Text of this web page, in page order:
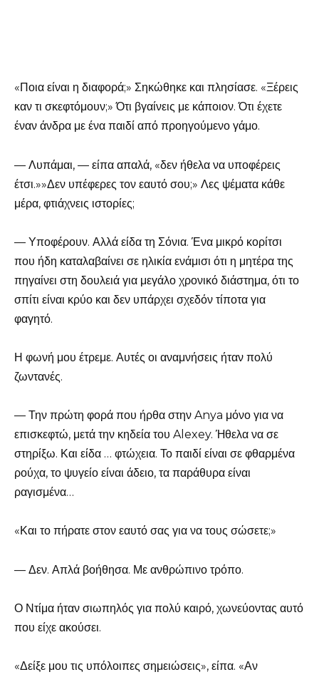
«Ποια είναι η διαφορά;» Σηκώθηκε και πλησίασε. «Ξέρεις
καν τι σκεφτόμουν;» Ότι βγαίνεις με κάποιον. Ότι έχετε
έναν άνδρα με ένα παιδί από προηγούμενο γάμο.
— Λυπάμαι, — είπα απαλά, «δεν ήθελα να υποφέρεις
έτσι.»»Δεν υπέφερες τον εαυτό σου;» Λες ψέματα κάθε
μέρα, φτιάχνεις ιστορίες;
— Υποφέρουν. Αλλά είδα τη Σόνια. Ένα μικρό κορίτσι
που ήδη καταλαβαίνει σε ηλικία ενάμισι ότι η μητέρα της
πηγαίνει στη δουλειά για μεγάλο χρονικό διάστημα, ότι το
σπίτι είναι κρύο και δεν υπάρχει σχεδόν τίποτα για
φαγητό.
Η φωνή μου έτρεμε. Αυτές οι αναμνήσεις ήταν πολύ
ζωντανές.
— Την πρώτη φορά που ήρθα στην Anya μόνο για να
επισκεφτώ, μετά την κηδεία του Alexey. Ήθελα να σε
στηρίξω. Και είδα … φτώχεια. Το παιδί είναι σε φθαρμένα
ρούχα, το ψυγείο είναι άδειο, τα παράθυρα είναι
ραγισμένα…
«Και το πήρατε στον εαυτό σας για να τους σώσετε;»
— Δεν. Απλά βοήθησα. Με ανθρώπινο τρόπο.
Ο Ντίμα ήταν σιωπηλός για πολύ καιρό, χωνεύοντας αυτό
που είχε ακούσει.
«Δείξε μου τις υπόλοιπες σημειώσεις», είπα. «Αν